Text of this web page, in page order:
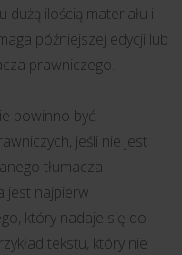
dużą ilością materiału i
późniejszej edycji lub
prawniczego.
powinno być
jeśli nie jest
tłumacza
jest najpierw
który nadaje się do
tekstu, który nie